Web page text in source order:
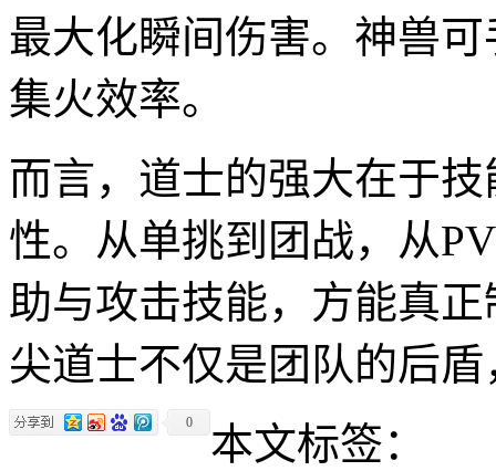
最大化瞬间伤害。神兽
集火效率。
而言，道士的强大在于
性。从单挑到团战，从
助与攻击技能，方能真
尖道士不仅是团队的后
0
本文标签：